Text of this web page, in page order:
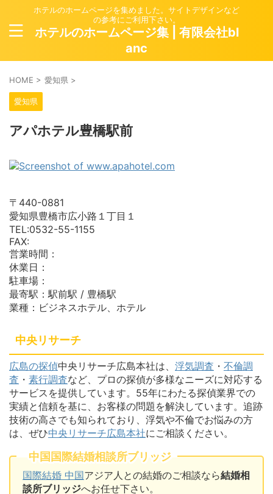
ホテルのホームページを集めました。サイトデザインなど
の参考にご利用下さい。
ホテルのホームページ集 | 有限会社bl
anc
HOME > 愛知県 >
愛知県
アパホテル豊橋駅前
〒440-0881
愛知県豊橋市広小路１丁目１
TEL:0532-55-1155
FAX:
営業時間：
休業日：
駐車場：
最寄駅：駅前駅 / 豊橋駅
業種：ビジネスホテル、ホテル
中央リサーチ
広島の探偵中央リサーチ広島本社は、 浮気調査 ・ 不倫調
査 ・ 素行調査など、プロの探偵が多様なニーズに対応する
サービスを提供しています。55年にわたる探偵業界での
実績と信頼を基に、お客様の問題を解決しています。追跡
技術の高さでも知られており、浮気や不倫でお悩みの方
は、ぜひ中央リサーチ広島本社にご相談ください。
中国国際結婚相談所ブリッジ
国際結婚 中国アジア人との結婚のご相談なら結婚相
談所ブリッジへお任せ下さい。